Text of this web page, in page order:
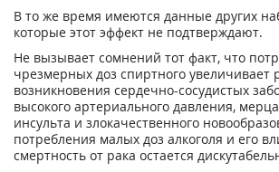
В то же время имеются данные других
которые этот эффект не подтверждают.
Не вызывает сомнений тот факт, что
чрезмерных доз спиртного увеличивает
возникновения сердечно-сосудистых
высокого артериального давления,
инсульта и злокачественного
потребления малых доз алкоголя и его
смертность от рака остается